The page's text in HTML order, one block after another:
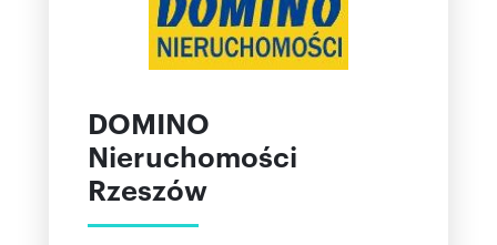
DOMINO
Nieruchomości
Rzeszów